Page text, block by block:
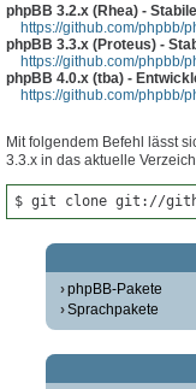
phpBB 3.2.x (Rhea) -
https://github.com/phpbb/
phpBB 3.3.x (Proteus) -
https://github.com/phpbb/
phpBB 4.0.x (tba) -
https://github.com/phpbb/
Mit folgendem Befehl lässt
3.3.x in das aktuelle
$ git clone git://
phpBB-Pakete
Sprachpakete